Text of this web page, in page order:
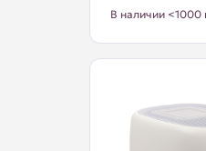
В наличии <1000